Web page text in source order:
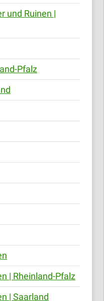
und Ruinen |
Pfalz
| Rheinland-Pfalz
| Saarland